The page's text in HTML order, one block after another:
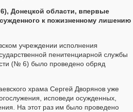
Донецкой области, впервые
к пожизненному лишению
учреждении исполнения
пенитенциарной службы
(№ 6) было проведено обряд
храма Сергей Дворянов уже
исповеди осужденных,
На этот раз им было проведено